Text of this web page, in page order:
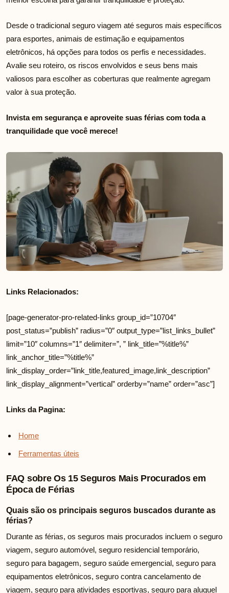
Desde o tradicional seguro viagem até seguros mais específicos
para esportes, animais de estimação e equipamentos
eletrônicos, há opções para todos os perfis e necessidades.
Avalie seu roteiro, os riscos envolvidos e seus bens mais
valiosos para escolher as coberturas que realmente agregam
valor à sua proteção.
Invista em segurança e aproveite suas férias com toda a
tranquilidade que você merece!
Links Relacionados:
[page-generator-pro-related-links group_id=”10704″
post_status=”publish” radius=”0″ output_type=”list_links_bullet”
limit=”10″ columns=”1″ delimiter=”, ” link_title=”%title%”
link_anchor_title=”%title%”
link_display_order=”link_title,featured_image,link_description”
link_display_alignment=”vertical” orderby=”name” order=”asc”]
Links da Pagina:
Home
Ferramentas úteis
FAQ sobre Os 15 Seguros Mais Procurados em
Época de Férias
Quais são os principais seguros buscados durante as
férias?
Durante as férias, os seguros mais procurados incluem o seguro
viagem, seguro automóvel, seguro residencial temporário,
seguro para bagagem, seguro saúde emergencial, seguro para
equipamentos eletrônicos, seguro contra cancelamento de
viagem, seguro para atividades esportivas, seguro para aluguel